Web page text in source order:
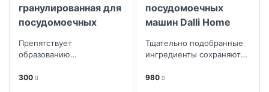
гранулированная для
посудомоечных
Препятствует
образованию
накипи на внутренних
300
посудомоечных
машин Dalli Home
Тщательно подобранные
ингредиенты сохраняют
980